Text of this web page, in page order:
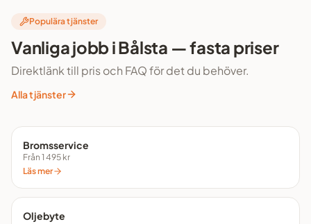
Populära tjänster
Vanliga jobb i Bålsta — fasta priser
Direktlänk till pris och FAQ för det du behöver.
Alla tjänster
Bromsservice
Från 1 495 kr
Läs mer
Oljebyte